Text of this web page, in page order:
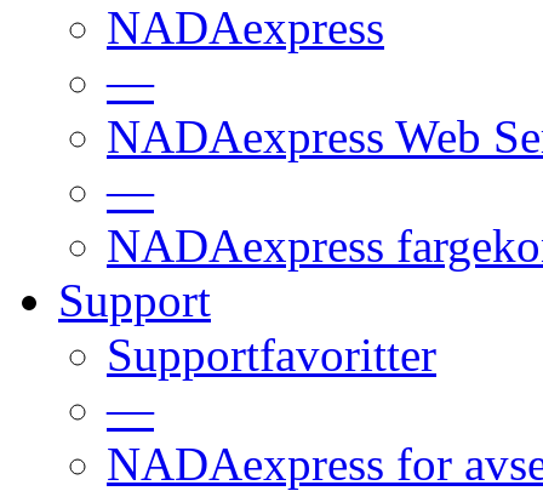
NADAexpress
—
NADAexpress Web
—
NADAexpress
Support
Supportfavoritter
—
NADAexpress for